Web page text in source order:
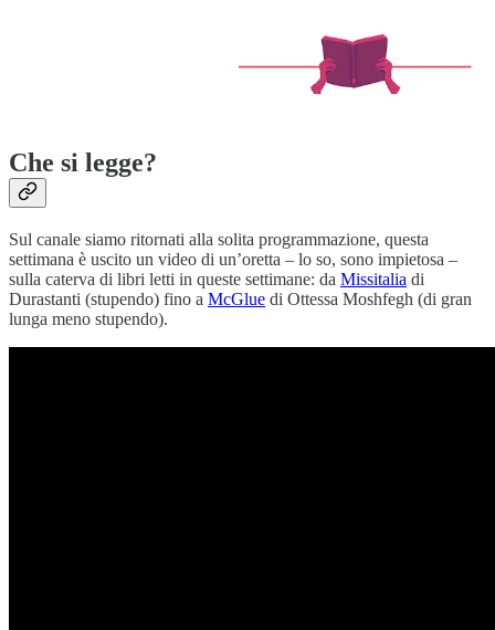
Che si legge?
Sul canale siamo ritornati alla solita programmazione, questa
settimana è uscito un video di un’oretta – lo so, sono impietosa –
sulla caterva di libri letti in queste settimane: da Missitalia di
Durastanti (stupendo) fino a McGlue di Ottessa Moshfegh (di gran
lunga meno stupendo).